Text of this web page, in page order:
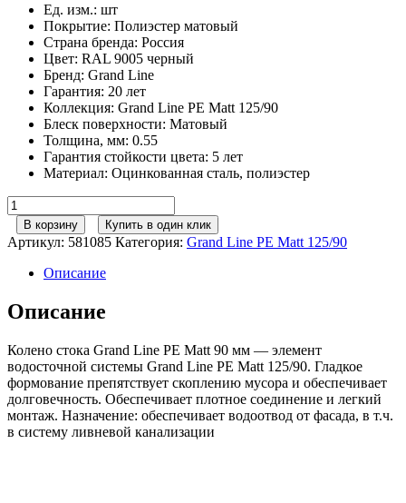
Ед. изм.: шт
Покрытие: Полиэстер матовый
Страна бренда: Россия
Цвет: RAL 9005 черный
Бренд: Grand Line
Гарантия: 20 лет
Коллекция: Grand Line PE Matt 125/90
Блеск поверхности: Матовый
Толщина, мм: 0.55
Гарантия стойкости цвета: 5 лет
Материал: Оцинкованная сталь, полиэстер
Количество
товара
Колено
стока
Matt
90
RAL
9005
черный
В корзину Купить в один клик
Артикул: 581085 Категория: Grand Line PE Matt 125/90
Описание
Описание
Колено стока Grand Line PE Matt 90 мм — элемент
водосточной системы Grand Line PE Matt 125/90. Гладкое
формование препятствует скоплению мусора и обеспечивает
долговечность. Обеспечивает плотное соединение и легкий
монтаж. Назначение: обеспечивает водоотвод от фасада, в т.ч.
в систему ливневой канализации